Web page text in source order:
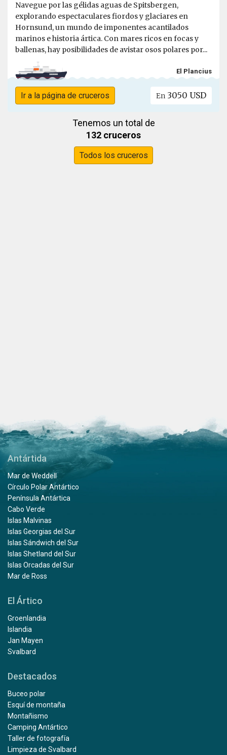
Navegue por las gélidas aguas de Spitsbergen,
explorando espectaculares fiordos y glaciares en
Hornsund, un mundo de imponentes acantilados
marinos e historia ártica. Con mares ricos en focas y
ballenas, hay posibilidades de avistar osos polares por...
El Plancius
Ir a la página de cruceros En 3050 USD
Tenemos un total de
132 cruceros
Todos los cruceros
Antártida
Mar de Weddell
Círculo Polar Antártico
Península Antártica
Cabo Verde
Islas Malvinas
Islas Georgias del Sur
Islas Sándwich del Sur
Islas Shetland del Sur
Islas Orcadas del Sur
Mar de Ross
El Ártico
Groenlandia
Islandia
Jan Mayen
Svalbard
Destacados
Buceo polar
Esquí de montaña
Montañismo
Camping Antártico
Taller de fotografía
Limpieza de Svalbard